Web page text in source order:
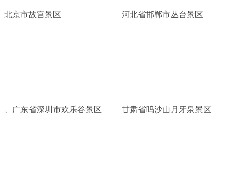
北京市故宫景区 河北省邯郸市丛台景区
、广东省深圳市欢乐谷景区 甘肃省呜沙山月牙泉景区